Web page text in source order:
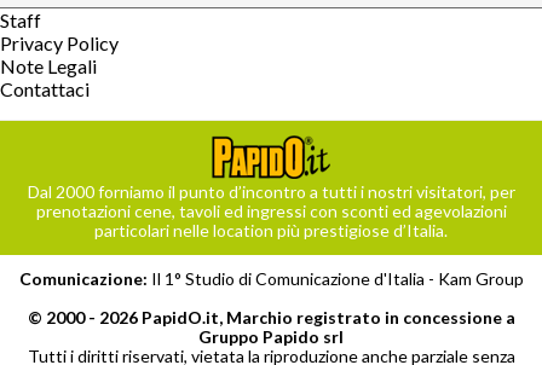
Staff
Privacy Policy
Note Legali
Contattaci
Dal 2000 forniamo il punto d’incontro a tutti i nostri visitatori, per
prenotazioni cene, tavoli ed ingressi con sconti ed agevolazioni
particolari nelle location più prestigiose d’Italia.
Comunicazione: Il 1° Studio di Comunicazione d'Italia - Kam Group
© 2000 - 2026 PapidO.it, Marchio registrato in concessione a
Gruppo Papido srl
Tutti i diritti riservati, vietata la riproduzione anche parziale senza